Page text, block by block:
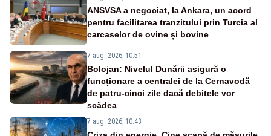
ANSVSA a negociat, la Ankara, un acord
pentru facilitarea tranzitului prin Turcia al
carcaselor de ovine și bovine
7 aug. 2026, 10:51
Bolojan: Nivelul Dunării asigură o
funcționare a centralei de la Cernavodă
de patru-cinci zile dacă debitele vor
scădea
7 aug. 2026, 10:43